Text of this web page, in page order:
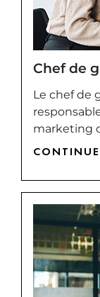
Chef de
Le chef de
marketing